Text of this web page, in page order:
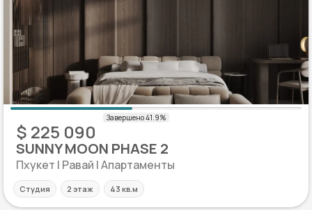
$ 225 090
SUNNY MOON PHASE 2
Пхукет | Равай | Апартаменты
Студия 2 этаж 43 кв.м